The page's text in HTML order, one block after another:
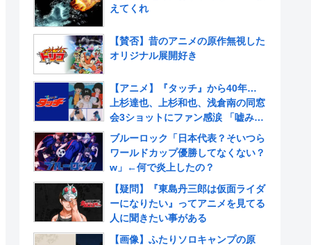
えてくれ
【賛否】昔のアニメの原作無視した
オリジナル展開好き
【アニメ】『タッチ』から40年…
上杉達也、上杉和也、浅倉南の同窓
会3ショットにファン感涙 「嘘みた
いだろ…また三人揃ってるんだぜ」
ブルーロック「日本代表？そいつら
ワールドカップ優勝してなくない？
w」←何で炎上したの？
【疑問】『東島丹三郎は仮面ライダ
ーになりたい』ってアニメを見てる
人に聞きたい事がある
【画像】ふたりソロキャンプの原